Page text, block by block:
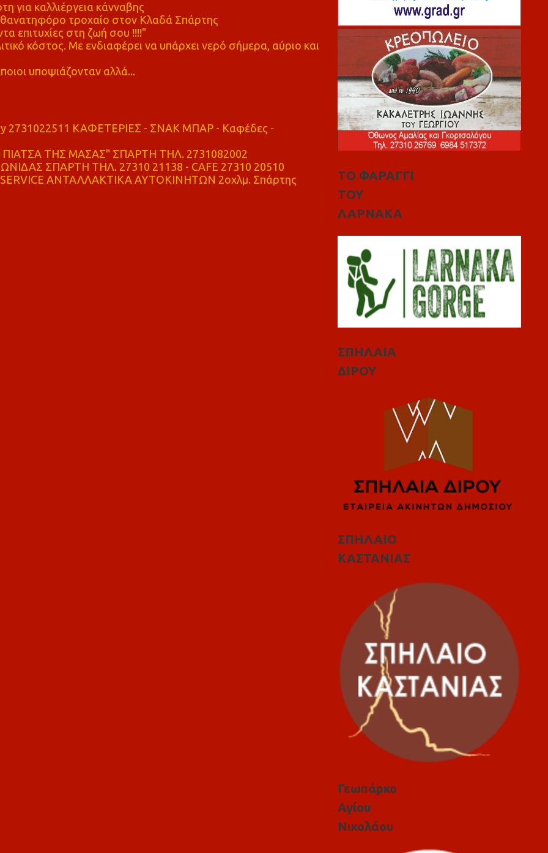
καλλιέργεια κάνναβης
τροχαίο στον Κλαδά Σπάρτης
επιτυχίες στη ζωή σου !!!!"
κόστος. Με ενδιαφέρει να υπάρχει νερό σήμερα, αύριο και
υποψιάζονταν αλλά...
2731022511 ΚΑΦΕΤΕΡΙΕΣ - ΣΝΑΚ ΜΠΑΡ - Καφέδες -
ΤΗΣ ΜΑΣΑΣ" ΣΠΑΡΤΗ ΤΗΛ. 2731082002
ΣΠΑΡΤΗ ΤΗΛ. 27310 21138 - CAFE 27310 20510
ΑΝΤΑΛΛΑΚΤΙΚΑ ΑΥΤΟΚΙΝΗΤΩΝ 2οχλμ. Σπάρτης
ΤΟ ΦΑΡΑΓΓΙ
ΤΟΥ
ΛΑΡΝΑΚΑ
ΣΠΗΛΑΙΑ
ΔΙΡΟΥ
ΣΠΗΛΑΙΟ
ΚΑΣΤΑΝΙΑΣ
Γεωπάρκο
Αγίου
Νικολάου